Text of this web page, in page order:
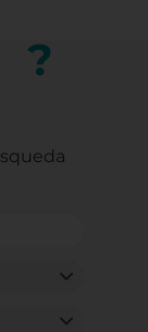
?